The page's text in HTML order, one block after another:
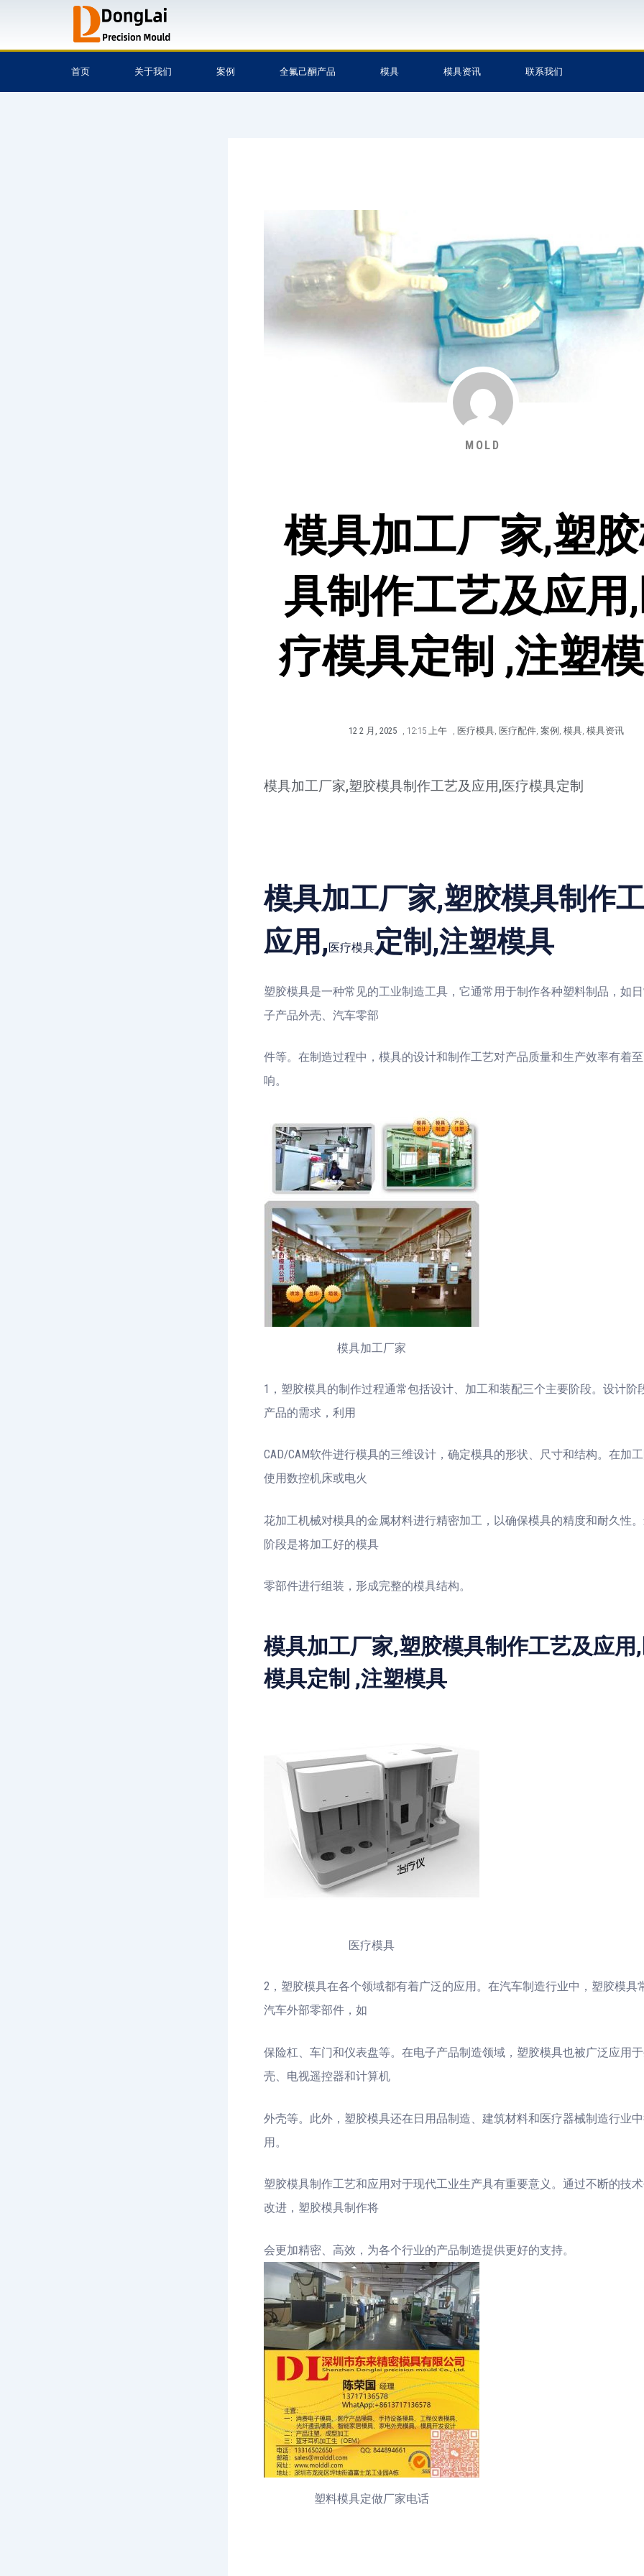
首页 关于我们 案例 全氟己酮产品 模具 模具资讯 联系我们
MOLD
模具加工厂家,塑
具制作工艺及应用
疗模具定制 ,注塑
12 2 月, 2025 12:15 上午 医疗模具, 医疗配件, 案例 模具, 模具资讯
模具加工厂家,塑胶模具制作工艺及应用,医疗模具定制
模具加工厂家,塑胶模具制作
应用,医疗模具定制,注塑模具
塑胶模具是一种常见的工业制造工具，它通常用于制作各种塑料制品，如
子产品外壳、汽车零部
件等。在制造过程中，模具的设计和制作工艺对产品质量和生产效率有着
响。
模具加工厂家
1，塑胶模具的制作过程通常包括设计、加工和装配三个主要阶段。设计阶
产品的需求，利用
CAD/CAM软件进行模具的三维设计，确定模具的形状、尺寸和结构。在加
使用数控机床或电火
花加工机械对模具的金属材料进行精密加工，以确保模具的精度和耐久性
阶段是将加工好的模具
零部件进行组装，形成完整的模具结构。
模具加工厂家,塑胶模具制作工艺及应用
模具定制 ,注塑模具
医疗模具
2，塑胶模具在各个领域都有着广泛的应用。在汽车制造行业中，塑胶模具
汽车外部零部件，如
保险杠、车门和仪表盘等。在电子产品制造领域，塑胶模具也被广泛应用
壳、电视遥控器和计算机
外壳等。此外，塑胶模具还在日用品制造、建筑材料和医疗器械制造行业
用。
塑胶模具制作工艺和应用对于现代工业生产具有重要意义。通过不断的技
改进，塑胶模具制作将
会更加精密、高效，为各个行业的产品制造提供更好的支持。
塑料模具定做厂家电话